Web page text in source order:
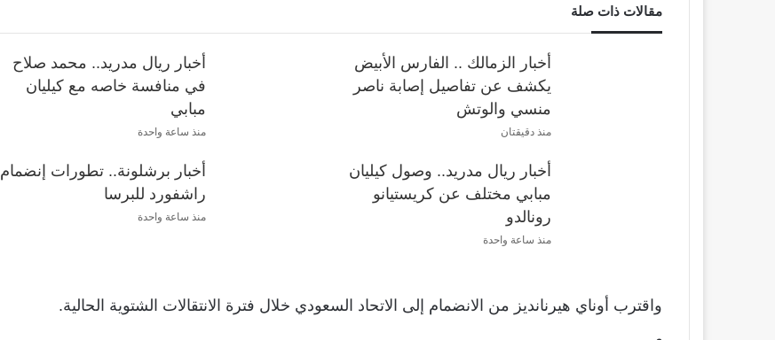
مقالات ذات صلة
أخبار الزمالك .. الفارس الأبيض
يكشف عن تفاصيل إصابة ناصر
منسي والوتش
منذ دقيقتان
أخبار ريال مدريد.. محمد صلاح
في منافسة خاصه مع كيليان
مبابي
منذ ساعة واحدة
أخبار ريال مدريد.. وصول كيليان
مبابي مختلف عن كريستيانو
رونالدو
منذ ساعة واحدة
أخبار برشلونة.. تطورات إنضمام
راشفورد للبرسا
منذ ساعة واحدة
واقترب أوناي هيرنانديز من الانضمام إلى الاتحاد السعودي خلال فترة الانتقالات الشتوية الحالية.